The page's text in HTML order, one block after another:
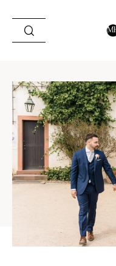
Foto
Video
Fotobox
Blog
Locations
Kontakt